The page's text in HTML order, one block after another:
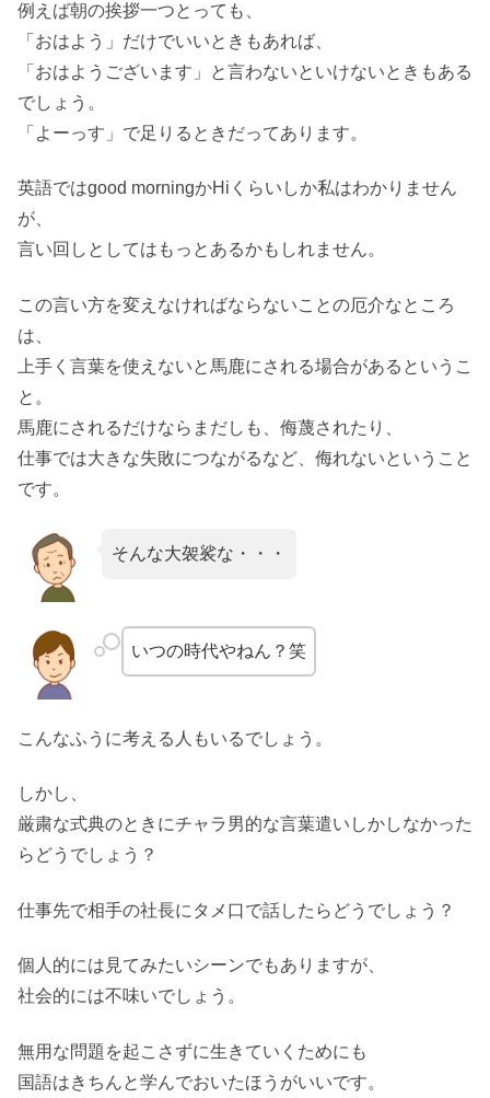
例えば朝の挨拶一つとっても、
「おはよう」だけでいいときもあれば、
「おはようございます」と言わないといけないときもある
でしょう。
「よーっす」で足りるときだってあります。
英語ではgood morningかHiくらいしか私はわかりません
が、
言い回しとしてはもっとあるかもしれません。
この言い方を変えなければならないことの厄介なところ
は、
上手く言葉を使えないと馬鹿にされる場合があるというこ
と。
馬鹿にされるだけならまだしも、侮蔑されたり、
仕事では大きな失敗につながるなど、侮れないということ
です。
そんな大袈裟な・・・
いつの時代やねん？笑
こんなふうに考える人もいるでしょう。
しかし、
厳粛な式典のときにチャラ男的な言葉遣いしかしなかった
らどうでしょう？
仕事先で相手の社長にタメ口で話したらどうでしょう？
個人的には見てみたいシーンでもありますが、
社会的には不味いでしょう。
無用な問題を起こさずに生きていくためにも
国語はきちんと学んでおいたほうがいいです。